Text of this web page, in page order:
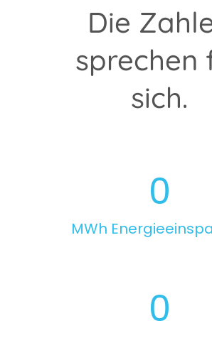
Die
sprechen
sich.
0
MWh
0